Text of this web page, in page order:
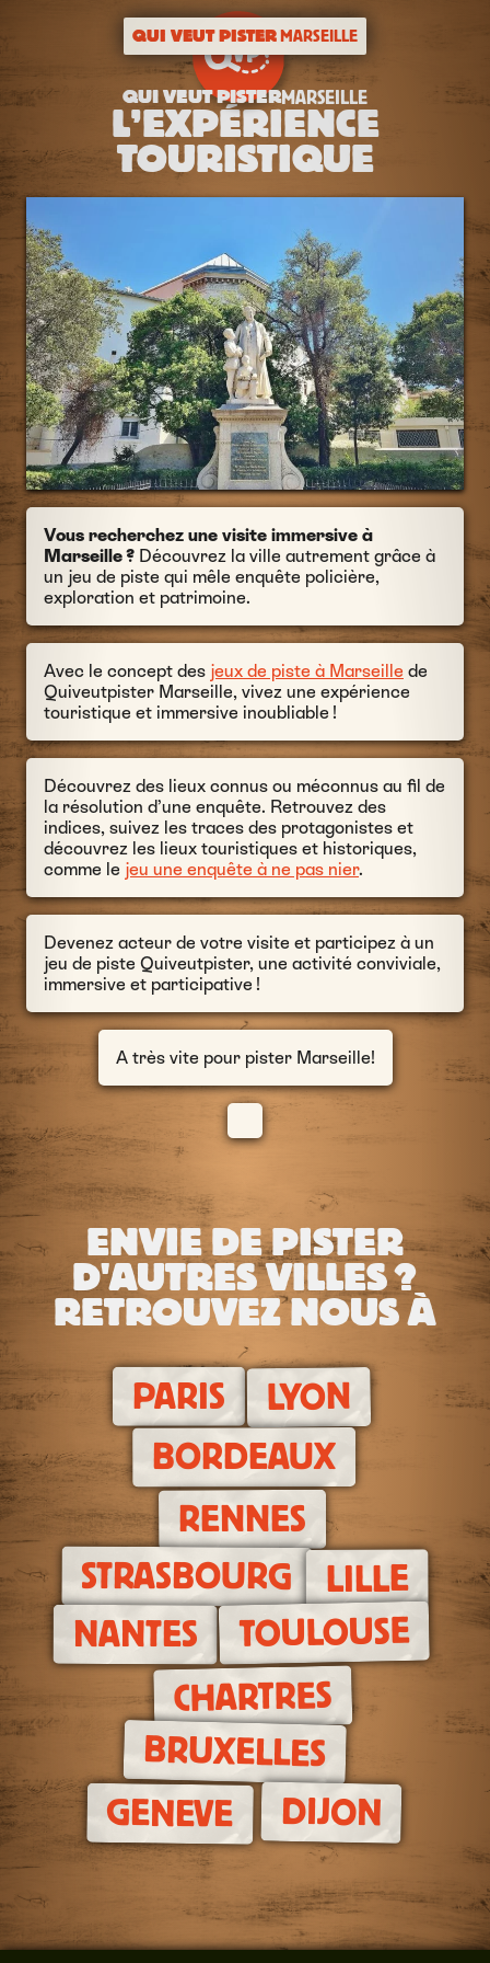
QUI VEUT PISTERMARSEILLE
QUI VEUT PISTERMARSEILLE
L’EXPÉRIENCE
TOURISTIQUE
Vous recherchez une visite immersive à
Marseille ? Découvrez la ville autrement grâce à
un jeu de piste qui mêle enquête policière,
exploration et patrimoine.
Avec le concept des jeux de piste à Marseille de
Quiveutpister Marseille, vivez une expérience
touristique et immersive inoubliable !
Découvrez des lieux connus ou méconnus au fil de
la résolution d’une enquête. Retrouvez des
indices, suivez les traces des protagonistes et
découvrez les lieux touristiques et historiques,
comme le jeu une enquête à ne pas nier.
Devenez acteur de votre visite et participez à un
jeu de piste Quiveutpister, une activité conviviale,
immersive et participative !
A très vite pour pister Marseille!
ENVIE DE PISTER
D'AUTRES VILLES ?
RETROUVEZ NOUS À
PARIS LYON
BORDEAUX
RENNES
STRASBOURG LILLE
NANTES TOULOUSE
CHARTRES
BRUXELLES
GENEVE DIJON